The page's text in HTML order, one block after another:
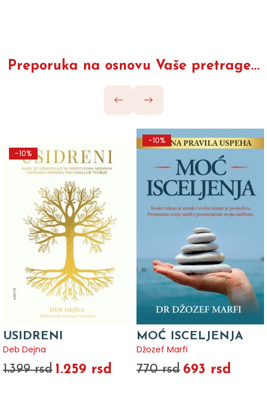
Preporuka na osnovu Vaše pretrage...
-10%
USIDRENI
Deb Dejna
1.399 rsd 1.259 rsd
-10%
MOĆ ISCELJENJA
Džozef Marfi
770 rsd 693 rsd